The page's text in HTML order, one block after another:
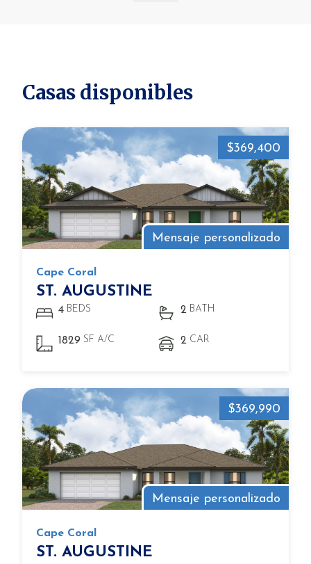
Casas disponibles
Mensaje personalizado
$369,400
Cape Coral
ST. AUGUSTINE
4 BEDS 2 BATH
1829 SF A/C 2 CAR
Mensaje personalizado
$369,990
Cape Coral
ST. AUGUSTINE